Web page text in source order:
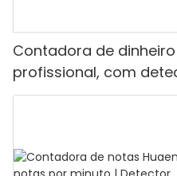
Contadora de dinheiro
profissional, com
capacidade de